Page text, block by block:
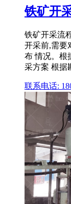
铁矿开
铁矿开采流
开采前,需要
布 情况。根
采方案 根据
联系电话: